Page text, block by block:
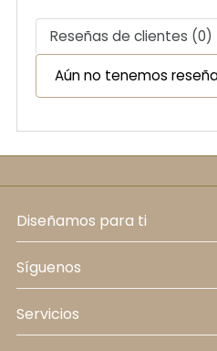
Reseñas de clientes (0)
Aún no tenemos
diseñamos para ti
síguenos
servicios